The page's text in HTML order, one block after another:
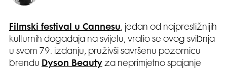
Filmski festival u Cannesu, jedan od najprestižnijih
kulturnih događaja na svijetu, vratio se ovog svibnja
u svom 79. izdanju, pruživši savršenu pozornicu
brendu Dyson Beauty za neprimjetno spajanje